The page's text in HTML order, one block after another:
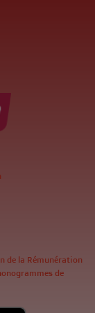
de la Rémunération
de